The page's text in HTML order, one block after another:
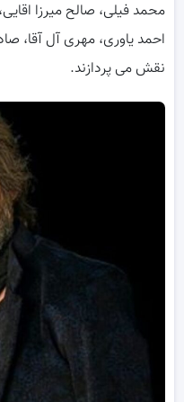
محمد فیلی، صالح میرزا
احمد یاوری، مهری آل آقا،
نقش می پردازند.